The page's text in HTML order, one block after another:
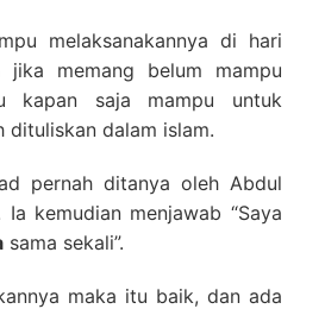
melaksanakannya di hari
memang belum mampu
kapan saja mampu untuk
dituliskan dalam islam.
pernah ditanya oleh Abdul
kemudian menjawab “Saya
sama sekali”.
maka itu baik, dan ada